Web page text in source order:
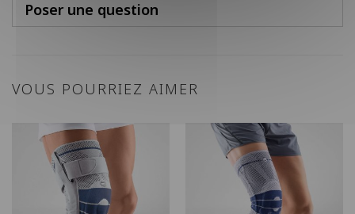
Poser une question
VOUS POURRIEZ AIMER